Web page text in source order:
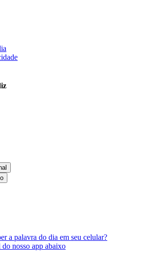
a palavra do dia em seu celular?
nosso app abaixo